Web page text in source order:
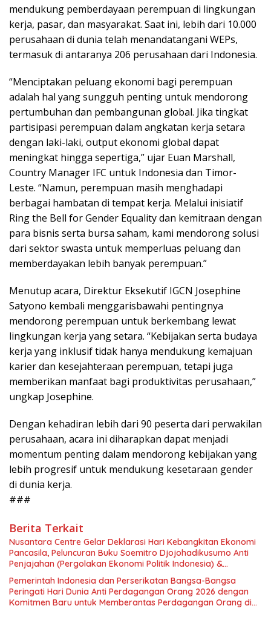
mendukung pemberdayaan perempuan di lingkungan
kerja, pasar, dan masyarakat. Saat ini, lebih dari 10.000
perusahaan di dunia telah menandatangani WEPs,
termasuk di antaranya 206 perusahaan dari Indonesia.
“Menciptakan peluang ekonomi bagi perempuan
adalah hal yang sungguh penting untuk mendorong
pertumbuhan dan pembangunan global. Jika tingkat
partisipasi perempuan dalam angkatan kerja setara
dengan laki-laki, output ekonomi global dapat
meningkat hingga sepertiga,” ujar Euan Marshall,
Country Manager IFC untuk Indonesia dan Timor-
Leste. “Namun, perempuan masih menghadapi
berbagai hambatan di tempat kerja. Melalui inisiatif
Ring the Bell for Gender Equality dan kemitraan dengan
para bisnis serta bursa saham, kami mendorong solusi
dari sektor swasta untuk memperluas peluang dan
memberdayakan lebih banyak perempuan.”
Menutup acara, Direktur Eksekutif IGCN Josephine
Satyono kembali menggarisbawahi pentingnya
mendorong perempuan untuk berkembang lewat
lingkungan kerja yang setara. “Kebijakan serta budaya
kerja yang inklusif tidak hanya mendukung kemajuan
karier dan kesejahteraan perempuan, tetapi juga
memberikan manfaat bagi produktivitas perusahaan,”
ungkap Josephine.
Dengan kehadiran lebih dari 90 peserta dari perwakilan
perusahaan, acara ini diharapkan dapat menjadi
momentum penting dalam mendorong kebijakan yang
lebih progresif untuk mendukung kesetaraan gender
di dunia kerja.
###
Berita Terkait
Nusantara Centre Gelar Deklarasi Hari Kebangkitan Ekonomi
Pancasila, Peluncuran Buku Soemitro Djojohadikusumo Anti
Penjajahan (Pergolakan Ekonomi Politik Indonesia) &
Simposium Nasional “Urgensi Undang-Undang Perekonomian
Nasional dan Kesejahteraan Sosial dalam Menata Bangsa
Menuju Indonesia Emas 2045”,
Pemerintah Indonesia dan Perserikatan Bangsa-Bangsa
Peringati Hari Dunia Anti Perdagangan Orang 2026 dengan
Komitmen Baru untuk Memberantas Perdagangan Orang di